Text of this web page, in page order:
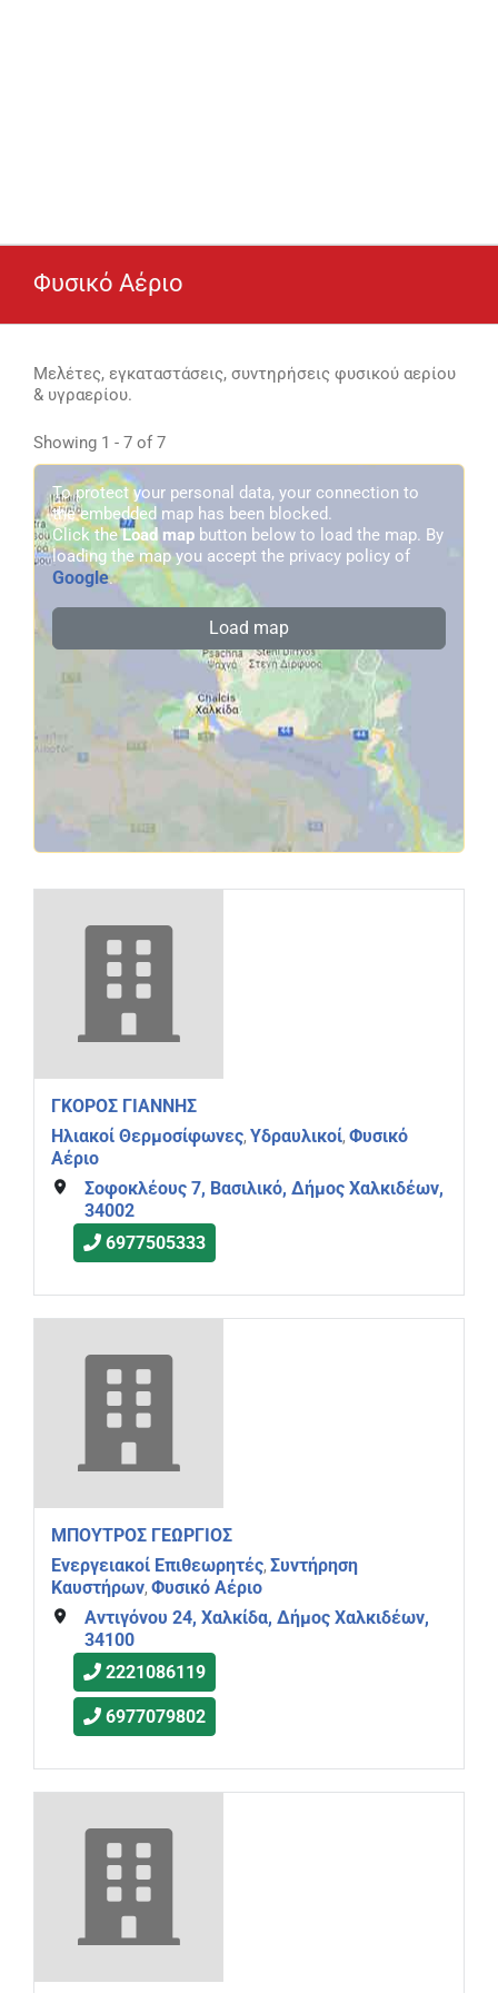
Φυσικό Αέριο
Μελέτες, εγκαταστάσεις, συντηρήσεις φυσικού αερίου
& υγραερίου.
Showing 1 - 7 of 7
ΓΚΟΡΟΣ ΓΙΑΝΝΗΣ
Ηλιακοί Θερμοσίφωνες, Υδραυλικοί, Φυσικό
Αέριο
Σοφοκλέους 7, Βασιλικό, Δήμος Χαλκιδέων,
34002
6977505333
ΜΠΟΥΤΡΟΣ ΓΕΩΡΓΙΟΣ
Ενεργειακοί Επιθεωρητές, Συντήρηση
Καυστήρων, Φυσικό Αέριο
Αντιγόνου 24, Χαλκίδα, Δήμος Χαλκιδέων,
34100
2221086119
6977079802
To protect your personal data, your connection to
the embedded map has been blocked.
Click theLoad map button below to load the map. By
loading the map you accept the privacy policy of
Google.
Load map